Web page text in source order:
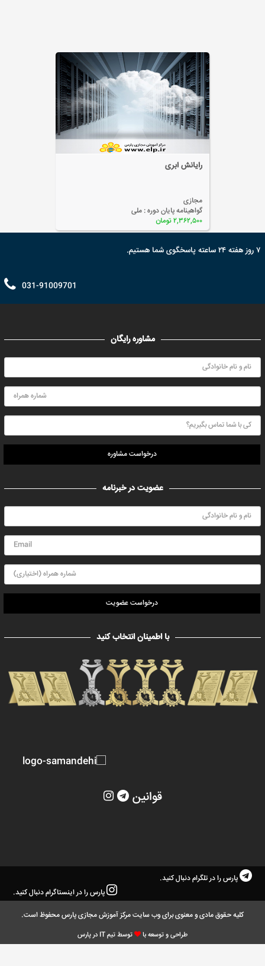
طراحی و اجرای شبکه رایانه ای
مجازی
گواهینامه پایان دوره : ملی
۲,۰۰۰,۰۰۰ تومان
۷ روز هفته ۲۴ ساعته پاسخگوی شما هستیم.
031-91009701
مشاوره رایگان
درخواست مشاوره
عضویت در خبرنامه
درخواست عضویت
با اطمینان انتخاب کنید
قوانین
پارس را در تلگرام دنبال کنید.
پارس را در اینستاگرام دنبال کنید.
کلیه حقوق مادی و معنوی برای وب سایت مرکز آموزش مجازی پارس محفوظ است.
طراحی و توسعه با توسط تیم IT در پارس